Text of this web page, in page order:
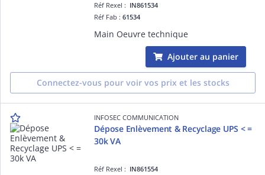
Réf Rexel : IN861534
Réf Fab :61534
Main Oeuvre technique
Ajouter au panier
Connectez-vous pour voir vos prix et les stocks
INFOSEC COMMUNICATION
Dépose Enlèvement & Recyclage UPS < =
30k VA
Réf Rexel : IN861554